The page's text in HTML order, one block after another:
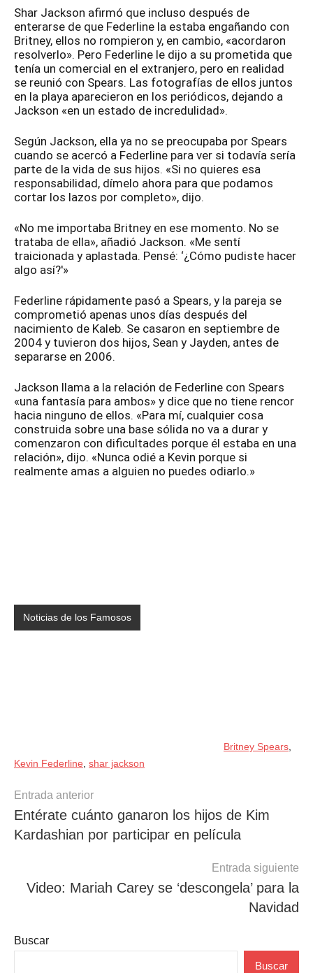
Shar Jackson afirmó que incluso después de
enterarse de que Federline la estaba engañando con
Britney, ellos no rompieron y, en cambio, «acordaron
resolverlo». Pero Federline le dijo a su prometida que
tenía un comercial en el extranjero, pero en realidad
se reunió con Spears. Las fotografías de ellos juntos
en la playa aparecieron en los periódicos, dejando a
Jackson «en un estado de incredulidad».
Según Jackson, ella ya no se preocupaba por Spears
cuando se acercó a Federline para ver si todavía sería
parte de la vida de sus hijos. «Si no quieres esa
responsabilidad, dímelo ahora para que podamos
cortar los lazos por completo», dijo.
«No me importaba Britney en ese momento. No se
trataba de ella», añadió Jackson. «Me sentí
traicionada y aplastada. Pensé: ‘¿Cómo pudiste hacer
algo así?'»
Federline rápidamente pasó a Spears, y la pareja se
comprometió apenas unos días después del
nacimiento de Kaleb. Se casaron en septiembre de
2004 y tuvieron dos hijos, Sean y Jayden, antes de
separarse en 2006.
Jackson llama a la relación de Federline con Spears
«una fantasía para ambos» y dice que no tiene rencor
hacia ninguno de ellos. «Para mí, cualquier cosa
construida sobre una base sólida no va a durar y
comenzaron con dificultades porque él estaba en una
relación», dijo. «Nunca odié a Kevin porque si
realmente amas a alguien no puedes odiarlo.»
Noticias de los Famosos
Britney Spears
Kevin Federline shar jackson
Navegación
de
entradas
Entrada anterior
Entérate cuánto ganaron los hijos de Kim
Kardashian por participar en película
Entrada siguiente
Video: Mariah Carey se ‘descongela’ para la
Navidad
Buscar
Buscar